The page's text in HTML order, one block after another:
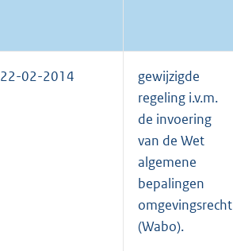
22-02-2014
gewijzigde
regeling i.v.m.
de invoering
van de Wet
algemene
bepalingen
omgevingsrecht
(Wabo).